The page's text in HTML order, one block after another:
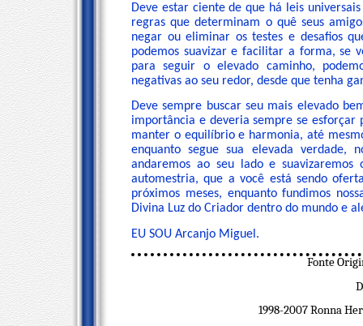
Deve estar ciente de que há leis
regras que determinam o quê seus
negar ou eliminar os testes e desafios
podemos suavizar e facilitar a forma, se
para seguir o elevado caminho,
negativas ao seu redor, desde que tenha
Deve sempre buscar seu mais elevado
importância e deveria sempre se esforçar
manter o equilíbrio e harmonia, até
enquanto segue sua elevada verdade,
andaremos ao seu lado e
automestria, que a você está sendo
próximos meses, enquanto fundimos
Divina Luz do Criador dentro do mundo e
EU SOU Arcanjo Miguel.
Fonte
1998-2007 Ronna